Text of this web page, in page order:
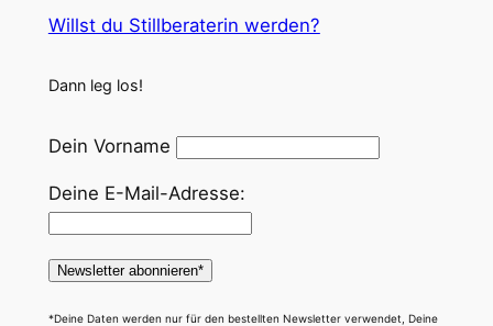
Willst du Stillberaterin werden?
Dann leg los!
Dein Vorname
Deine E-Mail-Adresse:
*Deine Daten werden nur für den bestellten Newsletter verwendet, Deine